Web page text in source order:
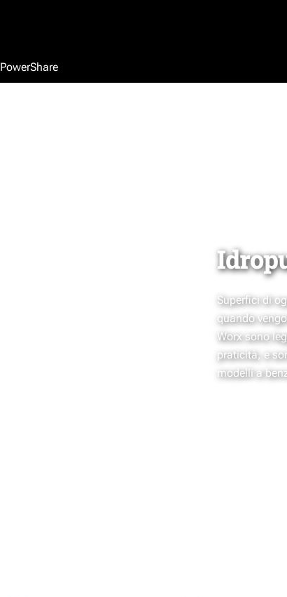
PowerShare
Superfici di
quando
Worx sono
praticità, e
modelli a